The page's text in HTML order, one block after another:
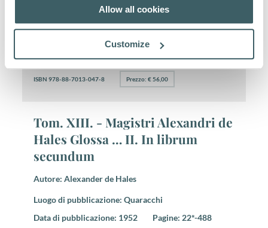
Allow all cookies
Customize
Alexander de Hales
ISBN 978-88-7013-047-8 Prezzo: € 56,00
Tom. XIII. - Magistri Alexandri de
Hales Glossa … II. In librum
secundum
Autore: Alexander de Hales
Luogo di pubblicazione: Quaracchi
Data di pubblicazione: 1952 Pagine: 22*-488